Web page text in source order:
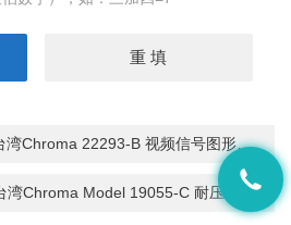
Chroma 22293-B 视频信号图形产生器
Model 19055-C 耐压测试分析仪